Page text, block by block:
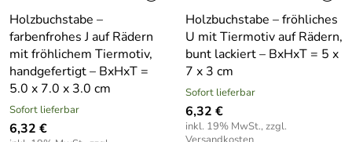
Holzbuchstabe –
farbenfrohes J auf Rädern
mit fröhlichem Tiermotiv,
handgefertigt – BxHxT =
5.0 x 7.0 x 3.0 cm
Sofort lieferbar
6,32 €
Holzbuchstabe – fröhliches
U mit Tiermotiv auf Rädern,
bunt lackiert – BxHxT = 5 x
7 x 3 cm
Sofort lieferbar
6,32 €
inkl. 19% MwSt., zzgl.